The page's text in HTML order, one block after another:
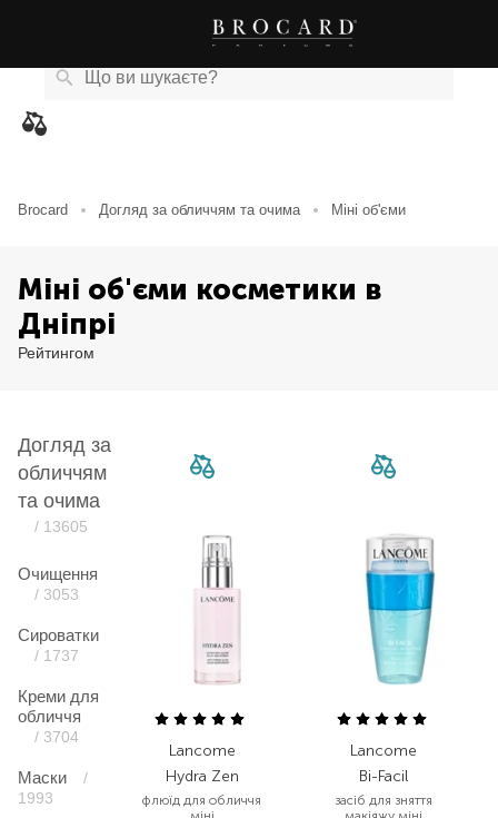
Brocard Догляд за обличчям та очима Міні об'єми
Міні об'єми косметики в
Дніпрі
Рейтингом
Догляд за
обличчям
та очима
/ 13605
Очищення
/ 3053
Сироватки
/ 1737
Креми для
обличчя
/ 3704
Маски
/
1993
Lancome
Hydra Zen
флюїд для обличчя
Lancome
Bi-Facil
засіб для зняття